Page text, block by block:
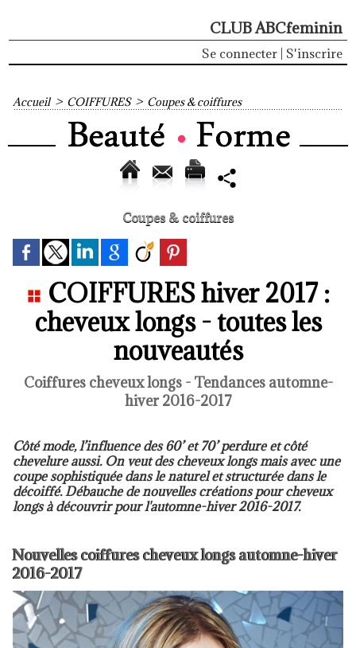
CLUB ABCfeminin
Se connecter S'inscrire
Accueil > COIFFURES > Coupes & coiffures
Coupes & coiffures
COIFFURES hiver 2017 :
cheveux longs - toutes les
nouveautés
Coiffures cheveux longs - Tendances automne-
hiver 2016-2017
Côté mode, l’influence des 60’ et 70’ perdure et côté
chevelure aussi. On veut des cheveux longs mais avec une
coupe sophistiquée dans le naturel et structurée dans le
décoiffé. Débauche de nouvelles créations pour cheveux
longs à découvrir pour l'automne-hiver 2016-2017.
Nouvelles coiffures cheveux longs automne-hiver
2016-2017